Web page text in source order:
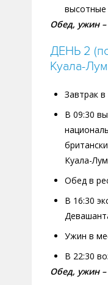
высотные
Обед, ужин
ДЕНЬ 2
Куала-
Завтрак в
В 09:30
Куала-
Обед в
В 16:30
Ужин в
В 22:30
Обед, ужин